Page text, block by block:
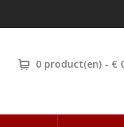
0 product(en) - €